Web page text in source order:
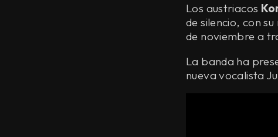
Los austriacos
de silencio, con
de noviembre a
La banda ha
nueva vocalista